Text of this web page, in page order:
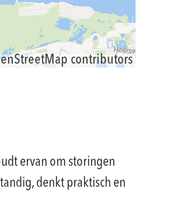
contributors
ervan om storingen
denkt praktisch en